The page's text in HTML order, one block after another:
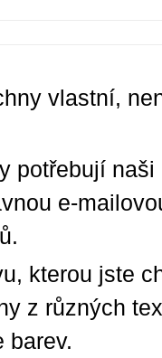
vlastní,
potřebují
e-
kterou jste
z různých
barev.